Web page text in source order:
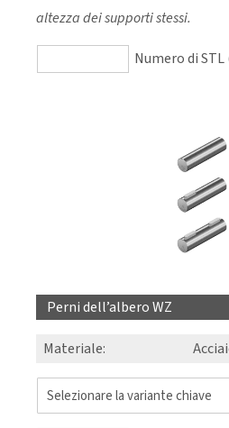
altezza dei supporti stessi.
Numero di
Perni dell’albero WZ
Materiale: